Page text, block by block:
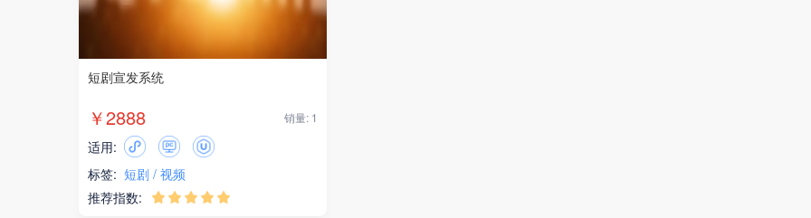
短剧宣发系统
￥2888 销量: 1
适用:
标签: 短剧 视频
推荐指数:
    